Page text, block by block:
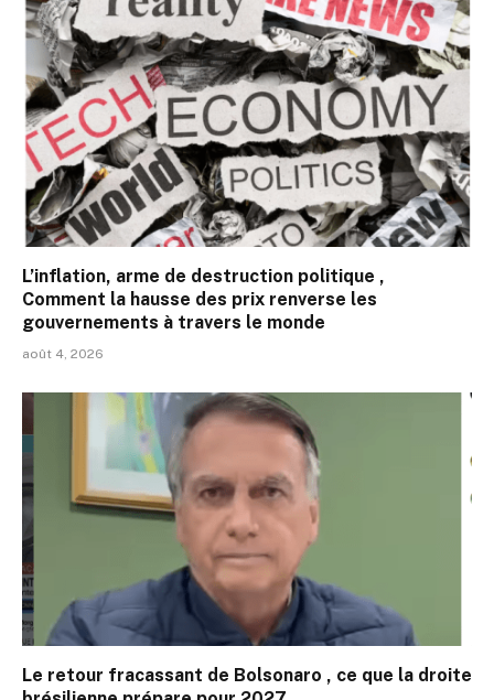
L’inflation, arme de destruction politique ,
Comment la hausse des prix renverse les
gouvernements à travers le monde
août 4, 2026
Le retour fracassant de Bolsonaro , ce que la droite